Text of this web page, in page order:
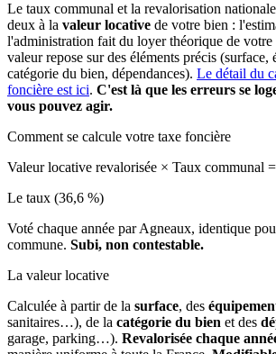
Le taux communal et la revalorisation
deux à la valeur locative de votre bien :
l'administration fait du loyer théorique de votre
valeur repose sur des éléments précis (surface,
catégorie du bien, dépendances). Le détail du
foncière est ici. C'est là que les erreurs se
vous pouvez agir.
Comment se calcule votre taxe foncière
Valeur locative revalorisée × Taux communal =
Le taux (36,6 %)
Voté chaque année par Agneaux, identique
commune. Subi, non contestable.
La valeur locative
Calculée à partir de la surface, des
sanitaires…), de la catégorie du bien et des
garage, parking…). Revalorisée chaque